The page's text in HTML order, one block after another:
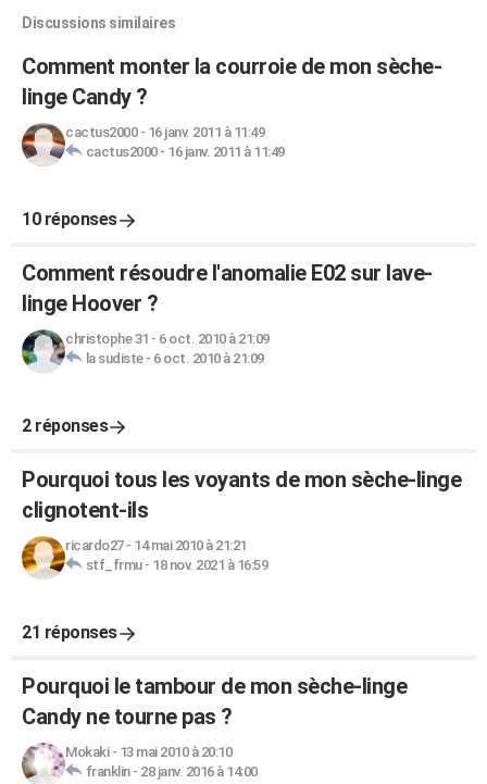
Discussions similaires
Comment monter la courroie de mon sèche-
linge Candy ?
cactus2000- 16 janv. 2011 à 11:49
cactus2000- 16 janv. 2011 à 11:49
10 réponses
Comment résoudre l'anomalie E02 sur lave-
linge Hoover ?
christophe 31 - 6 oct. 2010 à 21:09
la sudiste- 6 oct. 2010 à 21:09
2 réponses
Pourquoi tous les voyants de mon sèche-linge
clignotent-ils
ricardo27- 14 mai 2010 à 21:21
stf_frmu- 18 nov. 2021 à 16:59
21 réponses
Pourquoi le tambour de mon sèche-linge
Candy ne tourne pas ?
Mokaki- 13 mai 2010 à 20:10
franklin- 28 janv. 2016 à 14:00